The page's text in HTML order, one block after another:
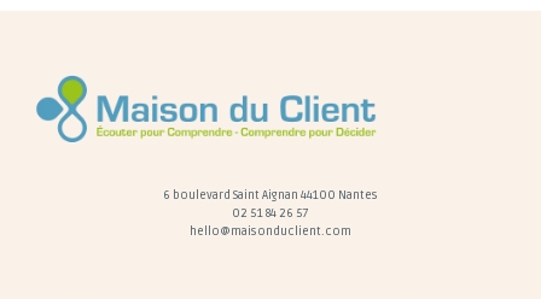
6 boulevard Saint Aignan 44100 Nantes
02 51 84 26 57
hello@maisonduclient.com